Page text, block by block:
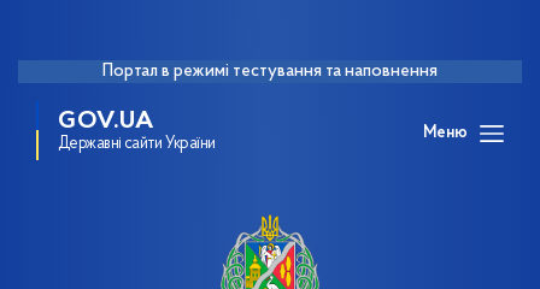
Портал в режимі тестування та наповнення
GOV.UA
Державні сайти України
Меню